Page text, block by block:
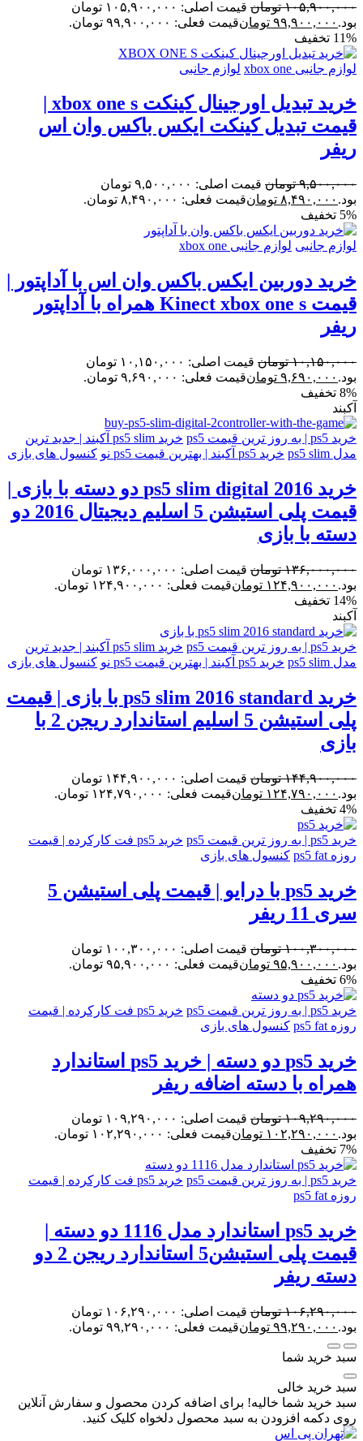
۱۰۵,۹۰۰,۰۰۰ تومان
قیمت اصلی: ۱۰۵,۹۰۰,۰۰۰ تومان
بود. ۹۹,۹۰۰,۰۰۰ تومانقیمت فعلی: ۹۹,۹۰۰,۰۰۰ تومان.
11% تخفیف
لوازم جانبی xbox one لوازم جانبی
قیمت تبدیل کینکت ایکس باکس وان اس
ریفر
۹,۵۰۰,۰۰۰ تومان
قیمت اصلی: ۹,۵۰۰,۰۰۰ تومان
بود. ۸,۴۹۰,۰۰۰ تومانقیمت فعلی: ۸,۴۹۰,۰۰۰ تومان.
5% تخفیف
لوازم جانبی لوازم جانبی xbox one
خرید دوربین ایکس باکس وان اس با آداپتور |
قیمت Kinect xbox one s همراه با آداپتور
ریفر
۱۰,۱۵۰,۰۰۰ تومان
قیمت اصلی: ۱۰,۱۵۰,۰۰۰ تومان
بود. ۹,۶۹۰,۰۰۰ تومانقیمت فعلی: ۹,۶۹۰,۰۰۰ تومان.
8% تخفیف
آکبند
خرید ps5 | به روز ترین قیمت ps5
خرید ps5 slim آکبند | جدید ترین
مدل ps5 slim
خرید ps5 آکبند | بهترین قیمت ps5 نو کنسول های بازی
خرید ps5 slim digital 2016 دو دسته با بازی |
قیمت پلی استیشن 5 اسلیم دیجیتال 2016 دو
دسته با بازی
۱۳۶,۰۰۰,۰۰۰ تومان
قیمت اصلی: ۱۳۶,۰۰۰,۰۰۰ تومان
بود. ۱۲۴,۹۰۰,۰۰۰ تومانقیمت فعلی: ۱۲۴,۹۰۰,۰۰۰ تومان.
14% تخفیف
آکبند
خرید ps5 | به روز ترین قیمت ps5
خرید ps5 slim آکبند | جدید ترین
مدل ps5 slim
خرید ps5 آکبند | بهترین قیمت ps5 نو کنسول های بازی
خرید ps5 slim 2016 standard با بازی | قیمت
پلی استیشن 5 اسلیم استاندارد ریجن 2 با
بازی
۱۴۴,۹۰۰,۰۰۰ تومان
قیمت اصلی: ۱۴۴,۹۰۰,۰۰۰ تومان
بود. ۱۲۴,۷۹۰,۰۰۰ تومانقیمت فعلی: ۱۲۴,۷۹۰,۰۰۰ تومان.
4% تخفیف
خرید ps5 | به روز ترین قیمت ps5
خرید ps5 فت کارکرده | قیمت
روزه ps5 fat
کنسول های بازی
خرید ps5 با درایو | قیمت پلی استیشن 5
سری 11 ریفر
۱۰۰,۳۰۰,۰۰۰ تومان
قیمت اصلی: ۱۰۰,۳۰۰,۰۰۰ تومان
بود. ۹۵,۹۰۰,۰۰۰ تومانقیمت فعلی: ۹۵,۹۰۰,۰۰۰ تومان.
6% تخفیف
خرید ps5 | به روز ترین قیمت ps5
خرید ps5 فت کارکرده | قیمت
روزه ps5 fat
کنسول های بازی
خرید ps5 دو دسته | خرید ps5 استاندارد
همراه با دسته اضافه ریفر
۱۰۹,۲۹۰,۰۰۰ تومان
قیمت اصلی: ۱۰۹,۲۹۰,۰۰۰ تومان
بود. ۱۰۲,۲۹۰,۰۰۰ تومانقیمت فعلی: ۱۰۲,۲۹۰,۰۰۰ تومان.
7% تخفیف
خرید ps5 | به روز ترین قیمت ps5
خرید ps5 فت کارکرده | قیمت
روزه ps5 fat
خرید ps5 استاندارد مدل 1116 دو دسته |
قیمت پلی استیشن5 استاندارد ریجن 2 دو
دسته ریفر
۱۰۶,۲۹۰,۰۰۰ تومان
قیمت اصلی: ۱۰۶,۲۹۰,۰۰۰ تومان
بود. ۹۹,۲۹۰,۰۰۰ تومانقیمت فعلی: ۹۹,۲۹۰,۰۰۰ تومان.
سبد خرید شما
سبد خرید خالی
سبد خرید شما خالیه! برای اضافه کردن محصول و سفارش آنلاین
روی دکمه افزودن به سبد محصول دلخواه کلیک کنید.